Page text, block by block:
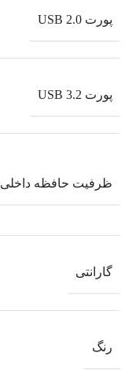
پورت USB 2.0
پورت USB 3.2
ظرفیت حافظه داخلی
گارانتی
رنگ